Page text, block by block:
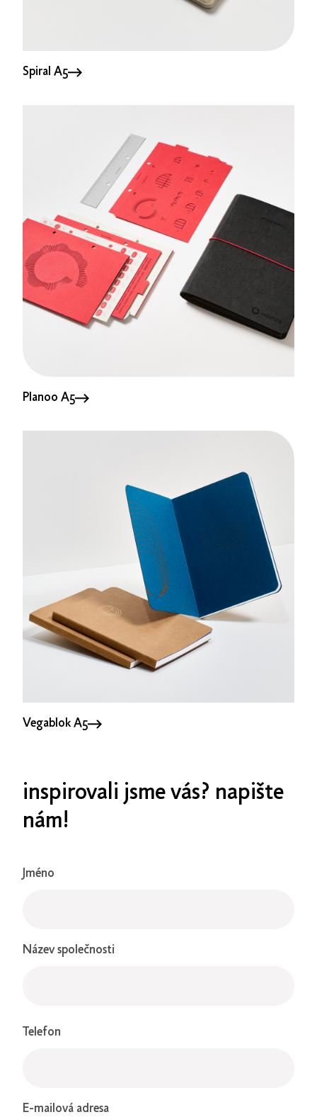
Spiral A5
Planoo A5
Vegablok A5
inspirovali jsme vás? napište
nám!
Jméno
Název společnosti
Telefon
E-mailová adresa